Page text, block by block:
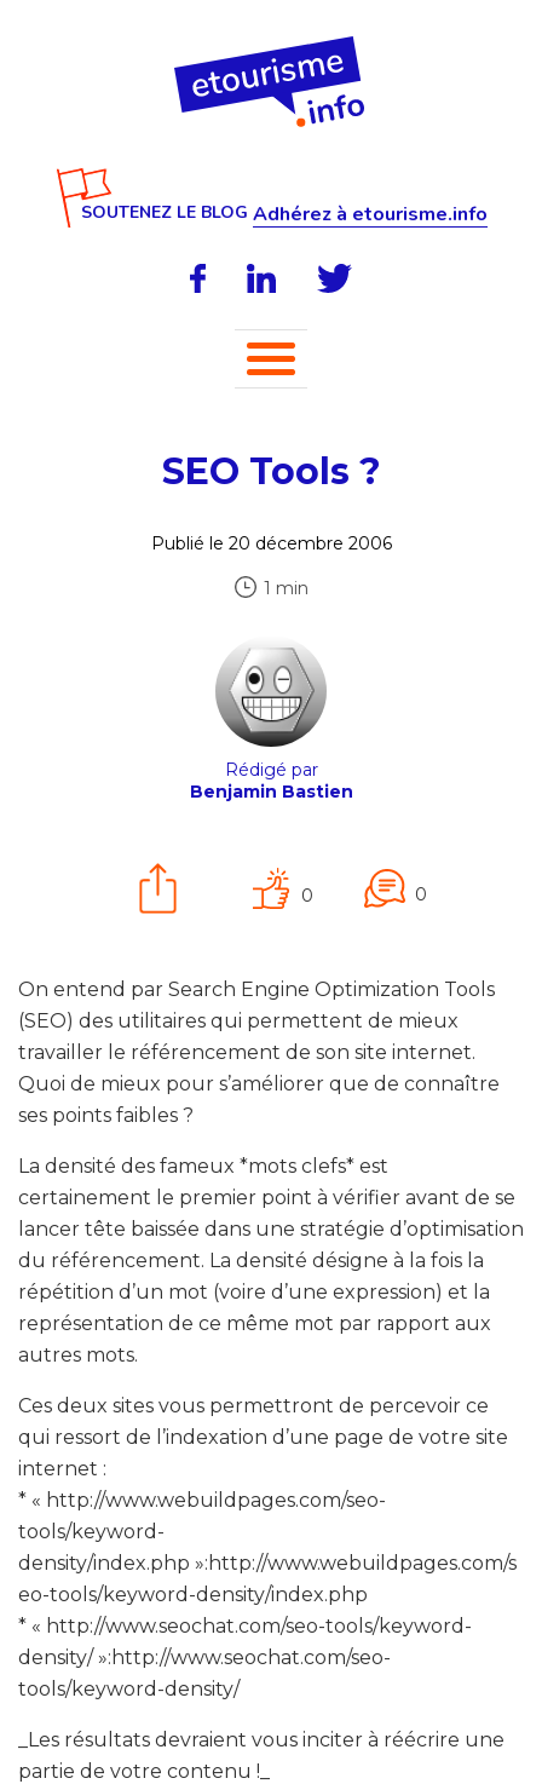
SOUTENEZ LE BLOG Adhérez à etourisme.info
SEO Tools ?
Publié le 20 décembre 2006
1 min
Rédigé par
Benjamin Bastien
0 0
On entend par Search Engine Optimization Tools
(SEO) des utilitaires qui permettent de mieux
travailler le référencement de son site internet.
Quoi de mieux pour s’améliorer que de connaître
ses points faibles ?
La densité des fameux *mots clefs* est
certainement le premier point à vérifier avant de se
lancer tête baissée dans une stratégie d’optimisation
du référencement. La densité désigne à la fois la
répétition d’un mot (voire d’une expression) et la
représentation de ce même mot par rapport aux
autres mots.
Ces deux sites vous permettront de percevoir ce
qui ressort de l’indexation d’une page de votre site
internet :
* « http://www.webuildpages.com/seo-
tools/keyword-
density/index.php »:http://www.webuildpages.com/s
eo-tools/keyword-density/index.php
* « http://www.seochat.com/seo-tools/keyword-
density/ »:http://www.seochat.com/seo-
tools/keyword-density/
_Les résultats devraient vous inciter à réécrire une
partie de votre contenu !_